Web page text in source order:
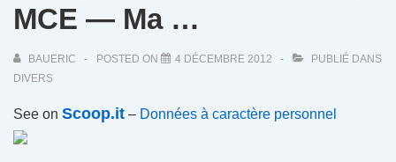
MCE — Ma …
BAUERIC POSTED ON 4 DÉCEMBRE 2012
PUBLIÉ DANS
DIVERS
See on Scoop.it – Données à caractère personnel